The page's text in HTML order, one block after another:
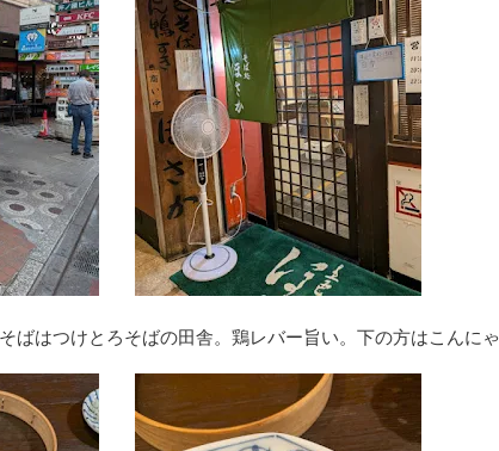
ばはつけとろそばの田舎。鶏レバー旨い。下の方はこんにゃ